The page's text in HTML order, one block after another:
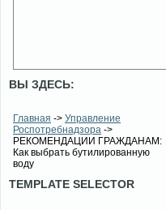
ВЫ ЗДЕСЬ:
Главная -> Управление
Роспотребнадзора ->
РЕКОМЕНДАЦИИ ГРАЖДАНАМ:
Как выбрать бутилированную
воду
TEMPLATE SELECTOR